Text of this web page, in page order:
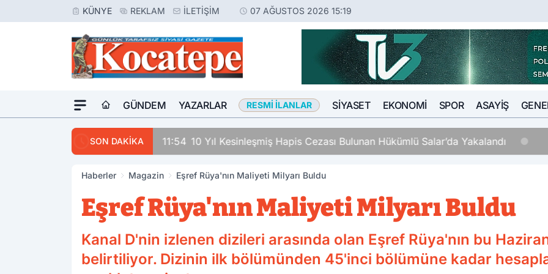
KÜNYE REKLAM İLETIŞIM 07 AĞUSTOS 2026 15:19
GÜNDEM YAZARLAR RESMI İLANLAR SIYASET EKONOMI SPOR ASAYIŞ
SON DAKİKA 11:54 10 Yıl Kesinleşmiş Hapis Cezası Bulunan Hükümlü Salar’da Yakalandı
Haberler Magazin Eşref Rüya'nın Maliyeti Milyarı Buldu
Eşref Rüya'nın Maliyeti Milyarı Buldu
Kanal D'nin izlenen dizileri arasında olan Eşref Rüya'nın bu
belirtiliyor. Dizinin ilk bölümünden 45'inci bölümüne kadar